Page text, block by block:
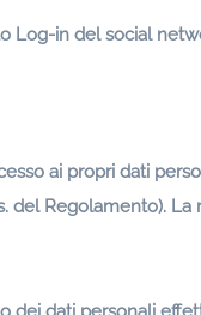
Log-in del social
ai propri dati
del Regolamento).